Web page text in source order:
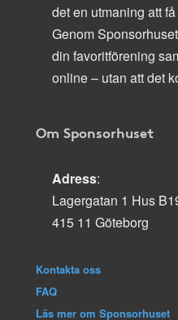
det en utmaning att
Genom
din favoritförening
online – utan att det
Om Sponsorhuset
Adress:
Lagergatan 1 Hus
415 11 Göteborg
Kontakta oss
FAQ
Läs mer om Sponsorhuset